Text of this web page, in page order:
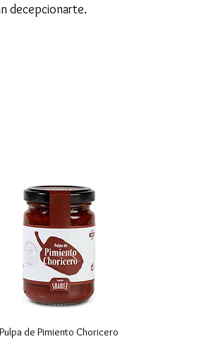
decepcionarte.
Vista rápida
Pulpa de Pimiento Choricero